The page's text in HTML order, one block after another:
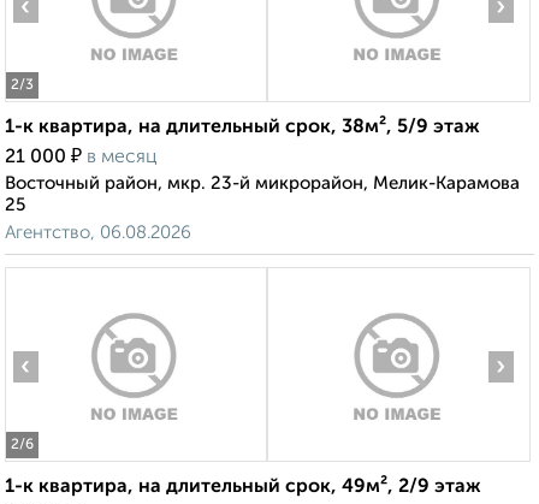
2/3
‹ ›
1-к квартира, на длительный срок, 38м², 5/9 этаж
21 000 ₽ в месяц
Восточный район, мкр. 23-й микрорайон, Мелик-Карамова
25
Агентство, 06.08.2026
2/6
‹ ›
1-к квартира, на длительный срок, 49м², 2/9 этаж